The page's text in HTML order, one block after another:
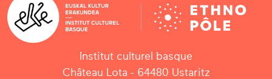
Institut culturel basque
Château Lota - 64480 Ustaritz